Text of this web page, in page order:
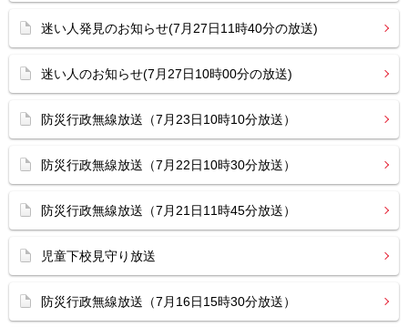
迷い人発見のお知らせ(7月27日11時40分の放送)
迷い人のお知らせ(7月27日10時00分の放送)
防災行政無線放送（7月23日10時10分放送）
防災行政無線放送（7月22日10時30分放送）
防災行政無線放送（7月21日11時45分放送）
児童下校見守り放送
防災行政無線放送（7月16日15時30分放送）